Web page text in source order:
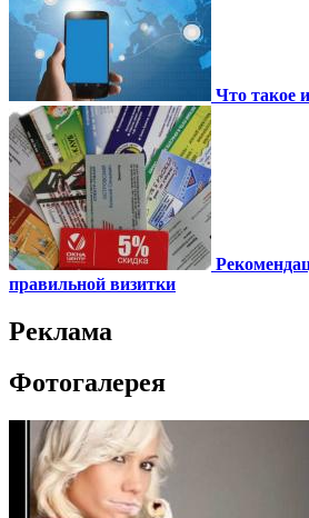
Что такое
правильной визитки
Реклама
Фотогалерея